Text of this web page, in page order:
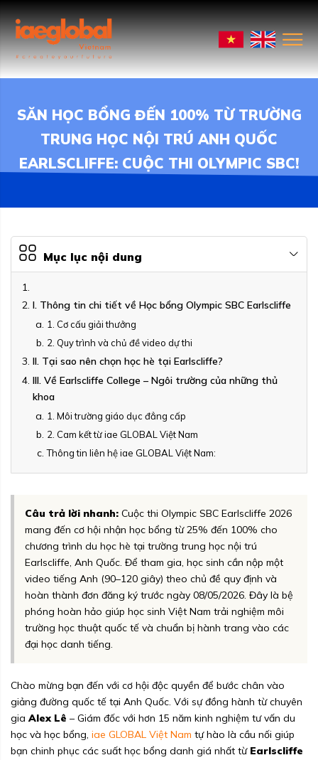
SĂN HỌC BỔNG ĐẾN 100% TỪ TRƯỜNG
TRUNG HỌC NỘI TRÚ ANH QUỐC
EARLSCLIFFE: CUỘC THI OLYMPIC SBC!
Mục lục nội dung
I. Thông tin chi tiết về Học bổng Olympic SBC Earlscliffe
1. Cơ cấu giải thưởng
2. Quy trình và chủ đề video dự thi
II. Tại sao nên chọn học hè tại Earlscliffe?
III. Về Earlscliffe College – Ngôi trường của những thủ
khoa
1. Môi trường giáo dục đẳng cấp
2. Cam kết từ iae GLOBAL Việt Nam
Thông tin liên hệ iae GLOBAL Việt Nam:
Câu trả lời nhanh: Cuộc thi Olympic SBC Earlscliffe 2026
mang đến cơ hội nhận học bổng từ 25% đến 100% cho
chương trình du học hè tại trường trung học nội trú
Earlscliffe, Anh Quốc. Để tham gia, học sinh cần nộp một
video tiếng Anh (90–120 giây) theo chủ đề quy định và
hoàn thành đơn đăng ký trước ngày 08/05/2026. Đây là bệ
phóng hoàn hảo giúp học sinh Việt Nam trải nghiệm môi
trường học thuật quốc tế và chuẩn bị hành trang vào các
đại học danh tiếng.
Chào mừng bạn đến với cơ hội độc quyền để bước chân vào
giảng đường quốc tế tại Anh Quốc. Với sự đồng hành từ chuyên
giaAlex Lê – Giám đốc với hơn 15 năm kinh nghiệm tư vấn du
học và học bổng, iae GLOBAL Việt Nam tự hào là cầu nối giúp
bạn chinh phục các suất học bổng danh giá nhất từ Earlscliffe